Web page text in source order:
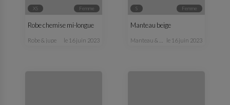
XS femme
Robe chemise mi-longue
robe & jupe le 16 juin 2023
S femme
Manteau beige
manteau & veste le 16 juin 2023